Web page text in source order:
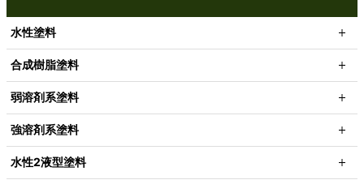
水性塗料
合成樹脂塗料
弱溶剤系塗料
強溶剤系塗料
水性2液型塗料